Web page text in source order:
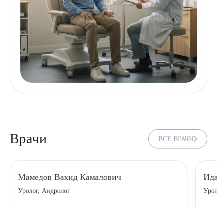
Врачи ВСЕ ВРАЧИ
Мамедов Вахид Камалович
Уролог, Андролог